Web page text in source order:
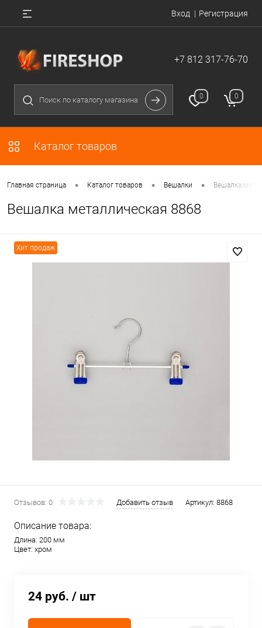
Вход Регистрация
+7 812 317-76-70
0 0
Каталог товаров
Главная страница • Каталог товаров • Вешалки • Вешалка
Вешалка металлическая 8868
Хит продаж
Отзывов: 0 Добавить отзыв Артикул: 8868
Описание товара:
Длина: 200 мм
Цвет: хром
24 руб. / шт